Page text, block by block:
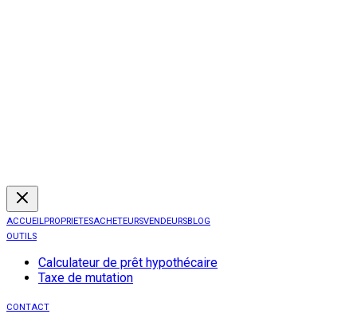
ACCUEILPROPRIETESACHETEURSVENDEURSBLOG
OUTILS
Calculateur de prêt hypothécaire
Taxe de mutation
CONTACT